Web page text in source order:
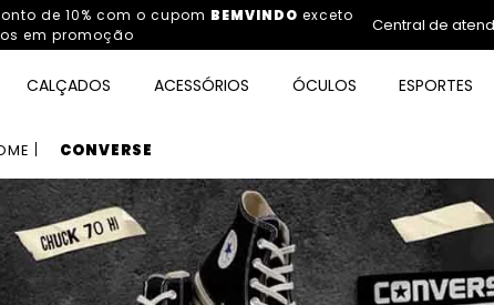
de 10% com o cupom BEMVINDO exceto
em promoção
Central de
CALÇADOS ACESSÓRIOS ÓCULOS ESPORTES
CONVERSE